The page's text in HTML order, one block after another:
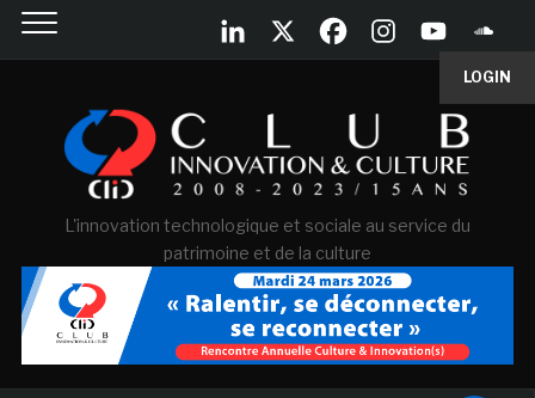
LOGIN
L'innovation technologique et sociale au service du
patrimoine et de la culture